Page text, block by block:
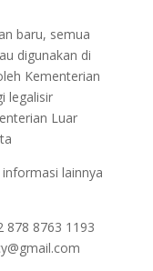
baru, semua
digunakan di
Kementerian
legalisir
Luar
lainnya
878 8763 1193